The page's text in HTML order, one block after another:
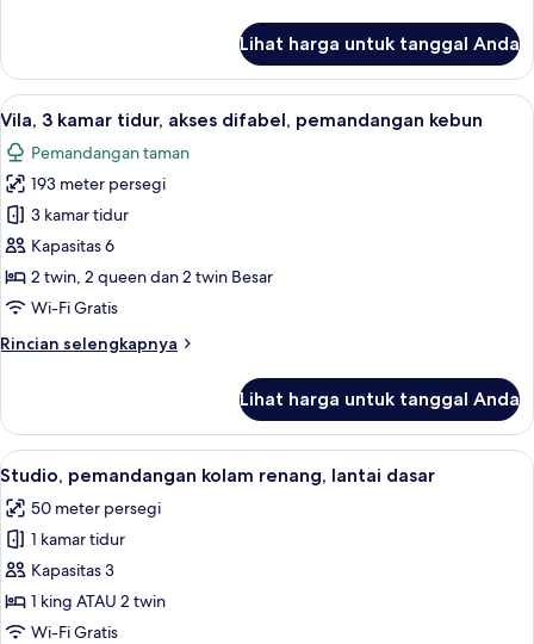
Wendy
House
Lihat harga untuk tanggal Anda
Lihat
semua
foto
untuk
Vila,
3
kamar
tidur,
difabel,
Vila, 3 kamar tidur, akses difabel,
17
Vila, 3 kamar tidur, akses difabel, pemandangan kebun
Pemandangan taman
193 meter persegi
3 kamar tidur
Kapasitas 6
2 twin, 2 queen dan 2 twin Besar
Wi-Fi Gratis
Rincian selengkapnya
Rincian
Vila,
kamar
akses
difabel,
pemandangan
kebun
Lihat harga untuk tanggal Anda
Lihat
semua
foto
untuk
Studio,
pemandangan
kolam
Meja kerja, ruang kerja ramah
4
Studio, pemandangan kolam renang, lantai dasar
50 meter persegi
1 kamar tidur
Kapasitas 3
1 king ATAU 2 twin
Wi-Fi Gratis